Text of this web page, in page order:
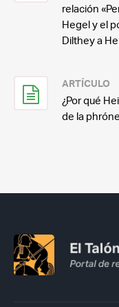
relación
Hegel y el
Dilthey a
ARTÍCULO
¿Por qué
de la